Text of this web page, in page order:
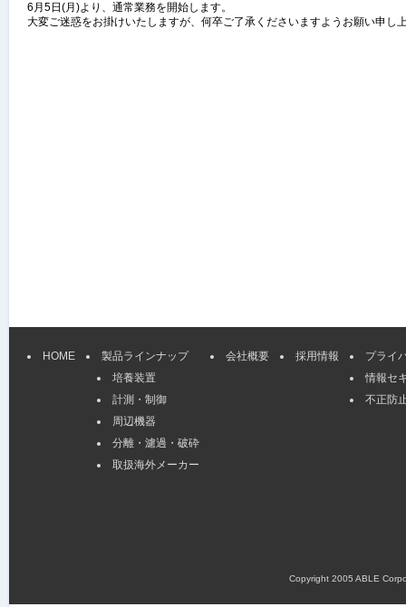
6月5日(月)より、通常業務を開始します。
大変ご迷惑をお掛けいたしますが、何卒ご了承くださいますようお願い申し
HOME
製品ラインナップ
培養装置
計測・制御
周辺機器
分離・濾過・破砕
取扱海外メーカー
会社概要 採用情報
プライ
情報セ
不正防
Copyright 2005 ABLE